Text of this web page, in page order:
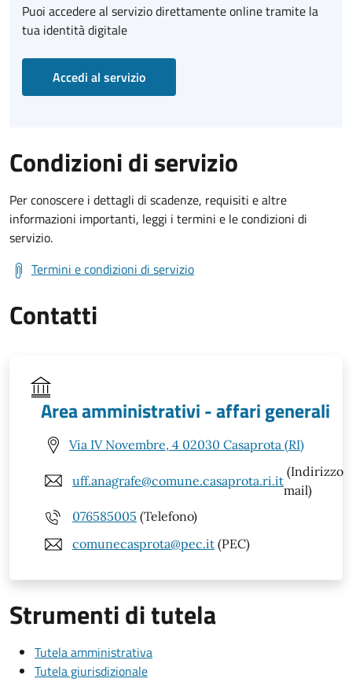
Puoi accedere al servizio direttamente online tramite la
tua identità digitale
Accedi al servizio
Condizioni di servizio
Per conoscere i dettagli di scadenze, requisiti e altre
informazioni importanti, leggi i termini e le condizioni di
servizio.
Termini e condizioni di servizio
Contatti
Area amministrativi - affari generali
Via IV Novembre, 4 02030 Casaprota (RI)
uff.anagrafe@comune.casaprota.ri.it
(Indirizzo
mail)
076585005 (Telefono)
comunecasprota@pec.it (PEC)
Strumenti di tutela
Tutela amministrativa
Tutela giurisdizionale